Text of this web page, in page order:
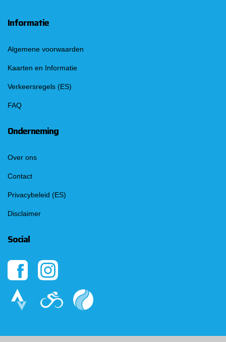
Informatie
Algemene voorwaarden
Kaarten en Informatie
Verkeersregels (ES)
FAQ
Onderneming
Over ons
Contact
Privacybeleid (ES)
Disclaimer
Social